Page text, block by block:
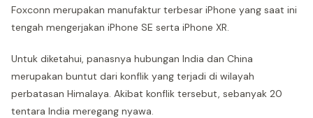
Foxconn merupakan manufaktur terbesar iPhone yang saat ini
tengah mengerjakan iPhone SE serta iPhone XR.
Untuk diketahui, panasnya hubungan India dan China
merupakan buntut dari konflik yang terjadi di wilayah
perbatasan Himalaya. Akibat konflik tersebut, sebanyak 20
tentara India meregang nyawa.